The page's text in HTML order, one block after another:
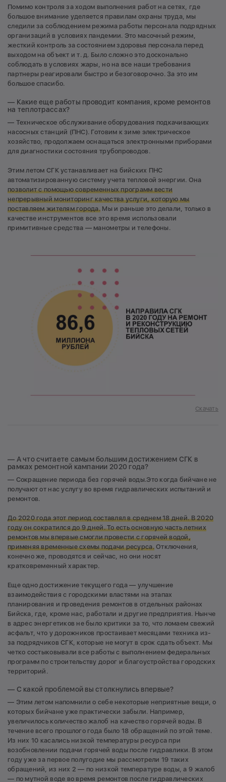
Помимо контроля за ходом выполнения работ на сетях, где
большое внимание уделяется правилам охраны труда, мы
следили за соблюдением режима работы персонала подрядных
организаций в условиях пандемии. Это масочный режим,
жесткий контроль за состоянием здоровья персонала перед
выходом на объект и т. д. Было сложно это досконально
соблюдать в условиях жары, но на все наши требования
партнеры реагировали быстро и безоговорочно. За это им
большое спасибо.
— Какие еще работы проводит компания, кроме ремонтов
на теплотрассах?
— Техническое обслуживание оборудования подкачивающих
насосных станций (ПНС). Готовим к зиме электрическое
хозяйство, продолжаем оснащаться электронными приборами
для диагностики состояния трубопроводов.
Этим летом СГК устанавливает на бийских ПНС
автоматизированную систему учета тепловой энергии. Она
позволит с помощью современных программ вести
непрерывный мониторинг качества услуги, которую мы
поставляем жителям города. Мы и раньше это делали, только в
качестве инструментов все это время использовали
примитивные средства — манометры и телефоны.
Скачать
— А что считаете самым большим достижением СГК в
рамках ремонтной кампании 2020 года?
— Сокращение периода без горячей воды.Это когда бийчане не
получают от нас услугу во время гидравлических испытаний и
ремонтов.
До 2020 года этот период составлял в среднем 18 дней. В 2020
году он сократился до 9 дней. То есть основную часть летних
ремонтов мы впервые смогли провести с горячей водой,
применяя временные схемы подачи ресурса.Отключения,
конечно же, проводятся и сейчас, но они носят
кратковременный характер.
Еще одно достижение текущего года — улучшение
взаимодействия с городскими властями на этапах
планирования и проведения ремонтов в отдельных районах
Бийска, где, кроме нас, работали и другие предприятия. Нынче
в адрес энергетиков не было критики за то, что ломаем свежий
асфальт, что у дорожников простаивает месяцами техника из-
за подрядчиков СГК, которые не могут в срок сдать объект. Мы
четко состыковывали все работы с выполнением федеральных
программ по строительству дорог и благоустройства городских
территорий.
— С какой проблемой вы столкнулись впервые?
— Этим летом напомнили о себе некоторые неприятные вещи, о
которых бийчане уже практически забыли. Например,
увеличилось количество жалоб на качество горячей воды. В
течение всего прошлого года было 18 обращений по этой теме.
Из них 10 касались низкой температуры ресурса при
возобновлении подачи горячей воды после гидравлики. В этом
году уже за первое полугодие мы рассмотрели 19 таких
обращений, из них 2 — по низкой температуре воды, а 9 жалоб
— по мутной воде во время ремонтов после гидравлических